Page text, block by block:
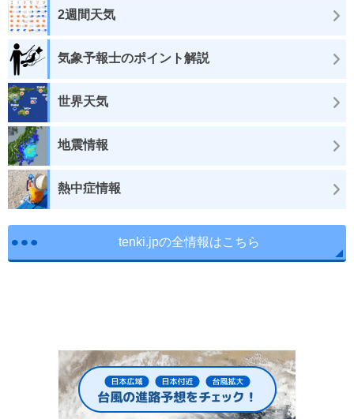
2週間天気
気象予報士のポイント解説
世界天気
地震情報
熱中症情報
tenki.jpの全情報はこちら